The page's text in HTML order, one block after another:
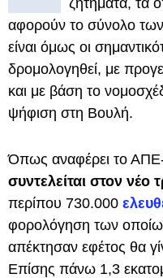
ζητήματα, τα
αφορούν το σύνολο
είναι όμως οι
δρομολογηθεί, με
και με βάση το
ψήφιση στη Βουλή.
Όπως αναφέρει το
συντελείται στον
περίπου 730.000
φορολόγηση των
απέκτησαν εφέτος θα
Επίσης πάνω 1,3